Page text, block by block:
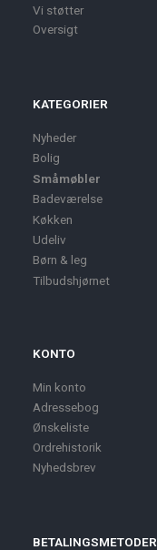
Vi støtter
Oversigt
KATEGORIER
Nyheder
Bolig
Småmøbler
Badeværelse
Køkken
Udeliv
Børn & leg
Tilbudshjørnet
KONTO
Min konto
Adressebog
Ønskeliste
Ordrehistorik
Nyhedsbrev
BETALINGSMETODER